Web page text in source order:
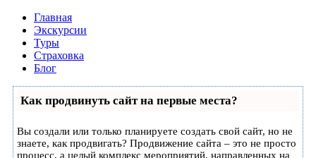
Главная
Экскурсии
Туры
Страховка
Блог
Как продвинуть сайт на первые места?
Вы создали или только планируете создать свой сайт, но не
знаете, как продвигать? Продвижение сайта – это не просто
процесс, а целый комплекс мероприятий, направленных на